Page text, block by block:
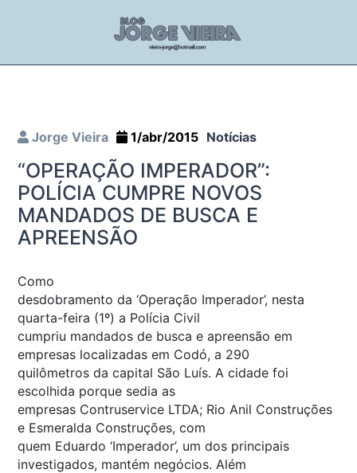
Jorge Vieira 1/abr/2015 Notícias
“OPERAÇÃO IMPERADOR”:
POLÍCIA CUMPRE NOVOS
MANDADOS DE BUSCA E
APREENSÃO
Como
desdobramento da ‘Operação Imperador’, nesta
quarta-feira (1º) a Polícia Civil
cumpriu mandados de busca e apreensão em
empresas localizadas em Codó, a 290
quilômetros da capital São Luís. A cidade foi
escolhida porque sedia as
empresas Contruservice LTDA; Rio Anil Construções
e Esmeralda Construções, com
quem Eduardo ‘Imperador’, um dos principais
investigados, mantém negócios. Além